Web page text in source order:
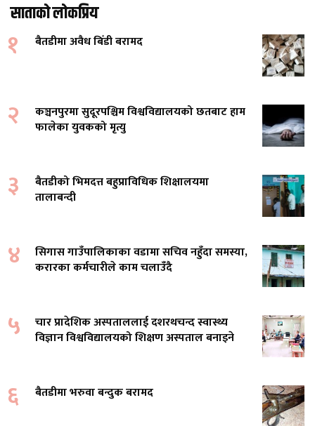
साताको लोकप्रिय
१ बैतडीमा अवैध बिँडी बरामद
२
कञ्चनपुरमा सुदूरपश्चिम विश्वविद्यालयको छतबाट हाम
फालेका युवकको मृत्यु
३
बैतडीको भिमदत्त बहुप्राविधिक शिक्षालयमा
तालाबन्दी
४
सिगास गाउँपालिकाका वडामा सचिव नहुँदा समस्या,
करारका कर्मचारीले काम चलाउँदै
५
चार प्रादेशिक अस्पताललाई दशरथचन्द स्वास्थ्य
विज्ञान विश्वविद्यालयको शिक्षण अस्पताल बनाइने
६ बैतडीमा भरुवा बन्दुक बरामद